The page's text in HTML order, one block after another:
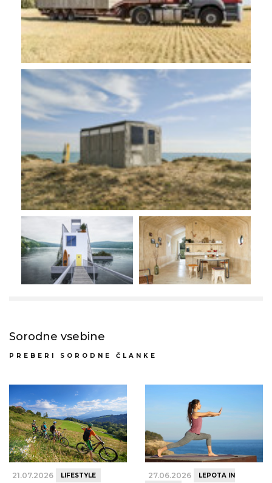
Sorodne vsebine
PREBERI SORODNE ČLANKE
21.07.2026 LIFESTYLE 27.06.2026
LEPOTA IN